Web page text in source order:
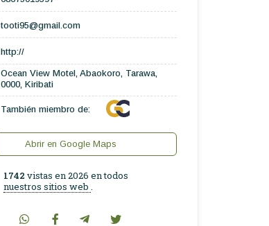
tooti95@gmail.com
http://
Ocean View Motel, Abaokoro, Tarawa,
0000, Kiribati
También miembro de:
Abrir en Google Maps
1742 vistas en 2026 en todos
nuestros sitios web .